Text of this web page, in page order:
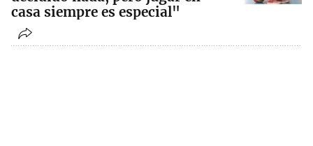
casa siempre es especial"